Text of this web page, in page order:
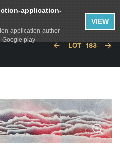
LOT 183
application-
application-author
Google play
VIEW